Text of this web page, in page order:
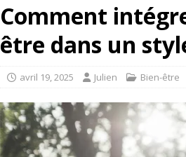
Comment
être dans un
avril 19, 2025 Julien Bien-être